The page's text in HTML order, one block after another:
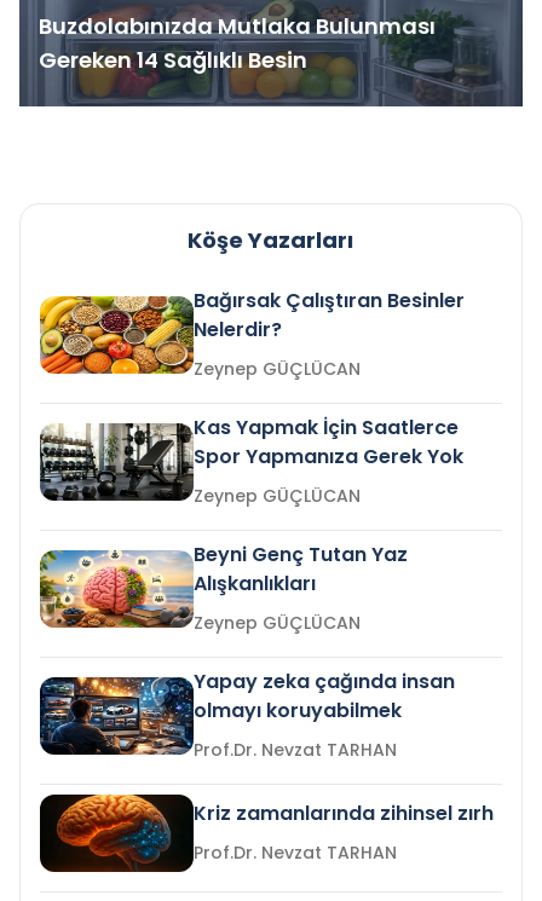
Buzdolabınızda Mutlaka Bulunması
Gereken 14 Sağlıklı Besin
Köşe Yazarları
Bağırsak Çalıştıran Besinler
Nelerdir?
Zeynep GÜÇLÜCAN
Kas Yapmak İçin Saatlerce
Spor Yapmanıza Gerek Yok
Zeynep GÜÇLÜCAN
Beyni Genç Tutan Yaz
Alışkanlıkları
Zeynep GÜÇLÜCAN
Yapay zeka çağında insan
olmayı koruyabilmek
Prof.Dr. Nevzat TARHAN
Kriz zamanlarında zihinsel zırh
Prof.Dr. Nevzat TARHAN